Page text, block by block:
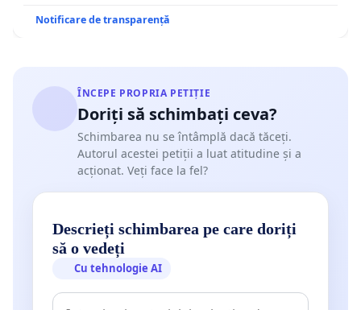
Notificare de transparență
ÎNCEPE PROPRIA PETIȚIE
Doriți să schimbați ceva?
Schimbarea nu se întâmplă dacă tăceți.
Autorul acestei petiții a luat atitudine și a
acționat. Veți face la fel?
Descrieți schimbarea pe care doriți
să o vedeți
Cu tehnologie AI